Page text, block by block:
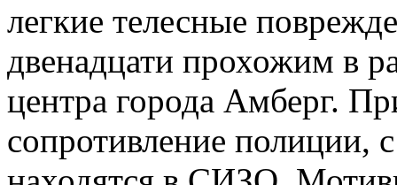
легкие телесные
двенадцати прохожим в
центра города Амберг.
сопротивление полиции,